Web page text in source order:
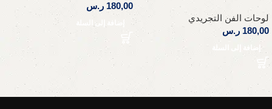
لوحات الفن التجريدي
180,00 ر.س
180,00 ر.س
إضافة إلى السلة
Read More